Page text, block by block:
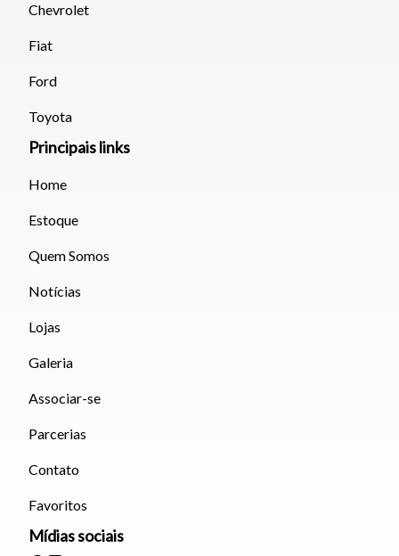
Chevrolet
Fiat
Ford
Toyota
Principais links
Home
Estoque
Quem Somos
Notícias
Lojas
Galeria
Associar-se
Parcerias
Contato
Favoritos
Mídias sociais